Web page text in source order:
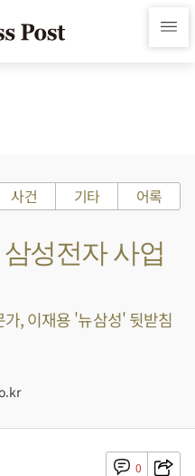
사건 기타 어록
성전자 사업
, 이재용 '뉴삼성' 뒷받침
0